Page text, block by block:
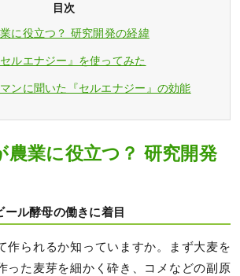
目次
に役立つ？ 研究開発の経緯
ルエナジー』を使ってみた
ンに聞いた『セルエナジー』の効能
農業に役立つ？ 研究開発
ル酵母の働きに着目
作られるか知っていますか。まず大麦を
った麦芽を細かく砕き、コメなどの副原